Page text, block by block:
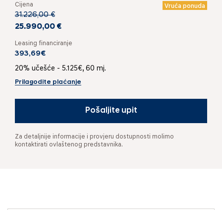
Cijena Vruća ponuda
31.226,00 €
25.990,00 €
Leasing financiranje
393,69€
20% učešće - 5.125€, 60 mj.
Prilagodite plaćanje
Pošaljite upit
Za detaljnije informacije i provjeru dostupnosti molimo
kontaktirati ovlaštenog predstavnika.